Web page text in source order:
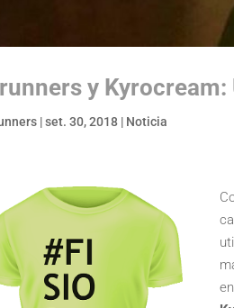
y
|set. 30, 2018| Noticia